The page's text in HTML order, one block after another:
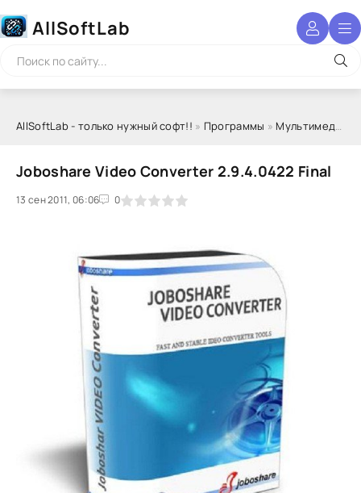
AllSoftLab
AllSoftLab - только нужный софт!! » Программы » Мультимедиа
Joboshare Video Converter 2.9.4.0422 Final
13 сен 2011, 06:06 0
1 2 3 4 5